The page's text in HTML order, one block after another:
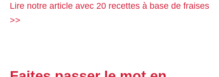
Lire notre article avec 20 recettes à base de fraises
>>